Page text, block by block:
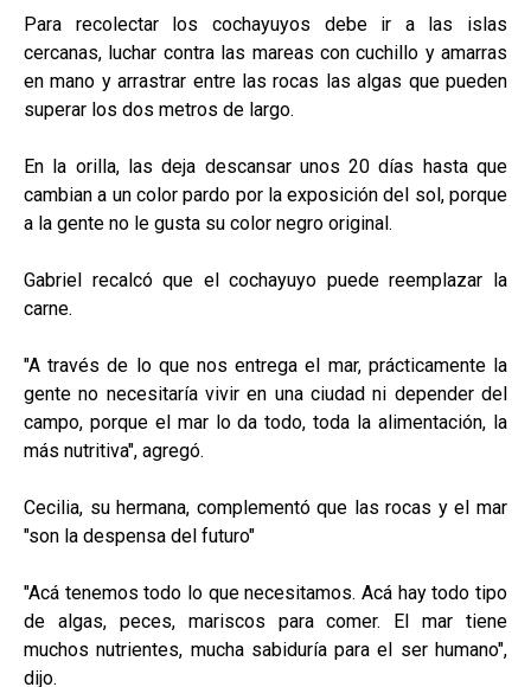
Para recolectar los cochayuyos debe ir a las islas
cercanas, luchar contra las mareas con cuchillo y amarras
en mano y arrastrar entre las rocas las algas que pueden
superar los dos metros de largo.
En la orilla, las deja descansar unos 20 días hasta que
cambian a un color pardo por la exposición del sol, porque
a la gente no le gusta su color negro original.
Gabriel recalcó que el cochayuyo puede reemplazar la
carne.
"A través de lo que nos entrega el mar, prácticamente la
gente no necesitaría vivir en una ciudad ni depender del
campo, porque el mar lo da todo, toda la alimentación, la
más nutritiva", agregó.
Cecilia, su hermana, complementó que las rocas y el mar
"son la despensa del futuro"
"Acá tenemos todo lo que necesitamos. Acá hay todo tipo
de algas, peces, mariscos para comer. El mar tiene
muchos nutrientes, mucha sabiduría para el ser humano",
dijo.